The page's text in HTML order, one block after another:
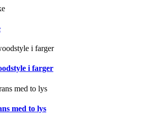
i farger
med to lys